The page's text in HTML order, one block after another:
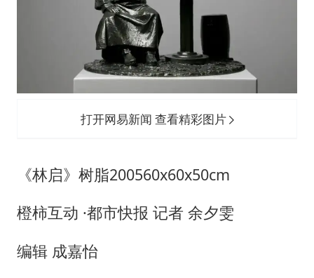
打开网易新闻 查看精彩图片
《林启》树脂200560x60x50cm
橙柿互动 ·都市快报 记者 余夕雯
编辑 成嘉怡